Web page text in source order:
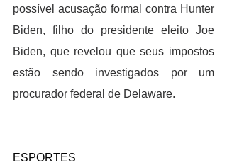
possível acusação formal contra Hunter
Biden, filho do presidente eleito Joe
Biden, que revelou que seus impostos
estão sendo investigados por um
procurador federal de Delaware.
ESPORTES